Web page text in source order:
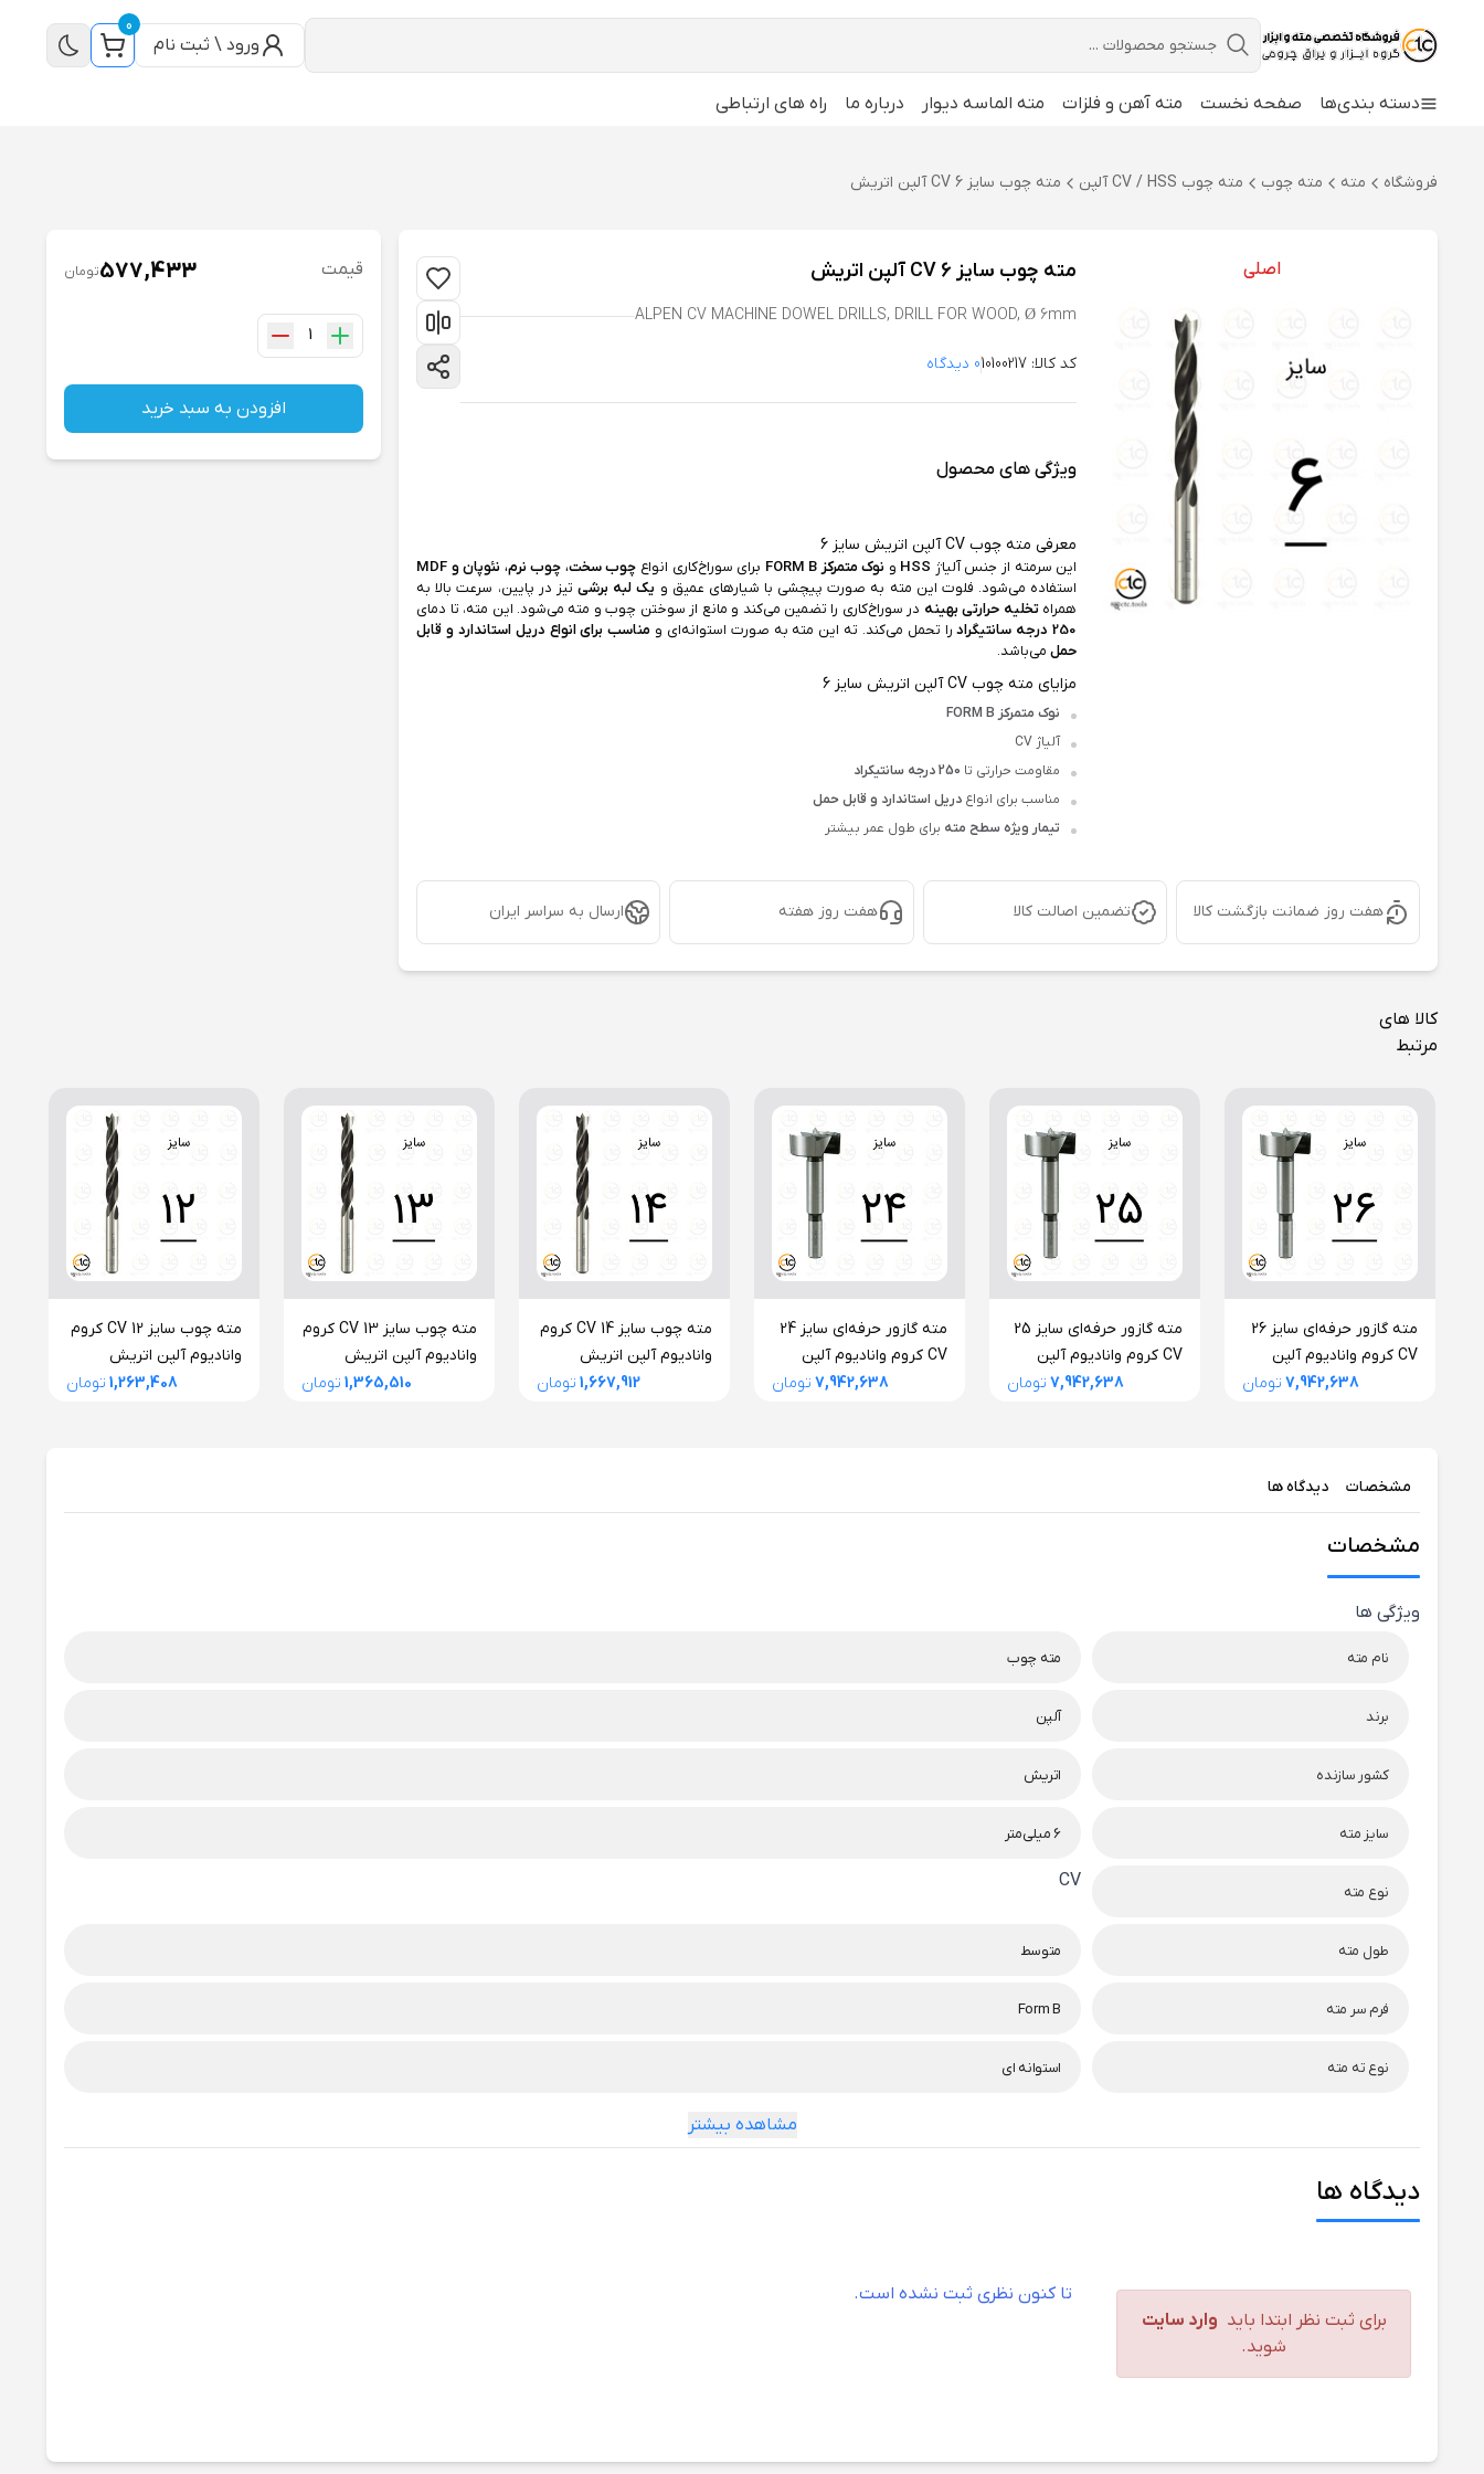
ورود \ ثبت نام
0
دسته بندی‌ها صفحه نخست مته آهن و فلزات مته الماسه دیوار درباره ما راه های ارتباطی
فروشگاه مته مته چوب مته چوب CV / HSS آلپن مته چوب سایز 6 CV آلپن اتریش
اصلی مته چوب سایز 6 CV آلپن اتریش
ALPEN CV MACHINE DOWEL DRILLS, DRILL FOR WOOD, Ø 6mm
کد کالا: 10100217 0 دیدگاه
ویژگی های محصول
معرفی مته چوب CV آلپن اتریش سایز 6
این سرمته‌ از جنس آلیاژ HSS و نوک متمرکز FORM B برای سوراخ‌کاری انواع چوب سخت، چوب نرم، نئوپان و MDF
استفاده می‌شود. فلوت این مته به صورت پیچشی با شیار‌های عمیق و یک لبه برشیتیز در پایین، سرعت بالا به
همراهتخلیه حرارتی بهینه در سوراخ‌کاری را تضمین می‌کند و مانع از سوختن چوب و مته می‌شود. این مته، تا دمای
250 درجه سانتیگراد
را تحمل می‌کند. ته این مته به صورت استوانه‌ای و مناسب برای انواع دریل استاندارد و قابل
حملمی‌باشد.
مزایای مته چوب CV آلپن اتریش سایز 6
نوک متمرکز FORM B
آلیاژ CV
مقاومت حرارتی تا 250 درجه سانتیکراد
مناسب برای انواع دریل استاندارد و قابل حمل
تیمار ویژه سطح مته برای طول عمر بیشتر
هفت روز ضمانت بازگشت کالا تضمین اصالت کالا هفت روز هفته ارسال به سراسر ایران
قیمت 577,433تومان
1
افزودن به سبد خرید
کالا های
مرتبط
مته گازور حرفه‌ای سایز 26
CV کروم وانادیوم آلپن
7,942,638 تومان
مته گازور حرفه‌ای سایز 25
CV کروم وانادیوم آلپن
7,942,638 تومان
مته گازور حرفه‌ای سایز 24
CV کروم وانادیوم آلپن
7,942,638 تومان
مته چوب سایز 14 CV کروم
وانادیوم آلپن اتریش
1,667,912 تومان
مته چوب سایز 13 CV کروم
وانادیوم آلپن اتریش
1,365,510 تومان
مته چوب سایز 12 CV کروم
وانادیوم آلپن اتریش
1,263,408 تومان
مشخصات دیدگاه ها
مشخصات
ویژگی ها
نام مته مته چوب
برند آلپن
کشور سازنده اتریش
سایز مته 6 میلی‌متر
نوع مته
CV
طول مته متوسط
فرم سر مته Form B
نوع ته مته استوانه ای
چوب بافت معمولی
پارکت کف‌پوش
مشاهده بیشتر
دیدگاه ها
برای ثبت نظر ابتدا باید وارد سایت
شوید.
تا کنون نظری ثبت نشده است.